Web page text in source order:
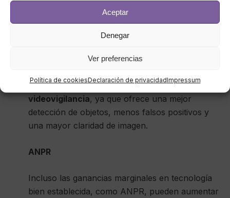
Aceptar
Denegar
Ver preferencias
Política de cookiesDeclaración de privacidadImpressum
incluyen:
Según Omdia, el 64% de todas las cámaras de
cambiando las reglas del juego para la
videovigilancia, ya que ofrece una mejor
detección de objetos, menos falsos positivos y
una mayor claridad de imagen.
ANPR
Incluso las ganancias marginales en tecnología
bien establecida, como ANPR, pueden aumentar